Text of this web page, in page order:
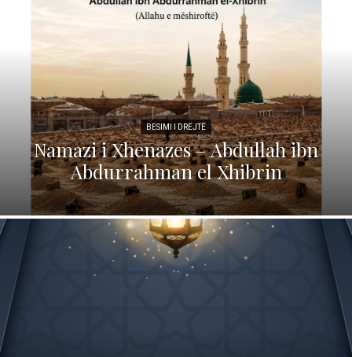
BESIMI I DREJTË
Namazi i Xhenazes – Abdullah ibn
Abdurrahman el Xhibrin